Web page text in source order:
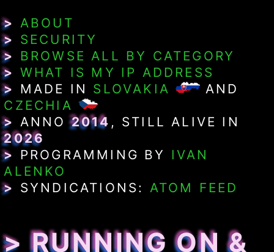
> MADE IN SLOVAKIA
AND
CZECHIA
> ANNO2014 , STILL ALIVE IN
2026
> PROGRAMMING BY IVAN
ALENKO
> SYNDICATIONS: ATOM FEED
> RUNNING ON &
> ABOUT
> SECURITY
> BROWSE ALL BY CATEGORY
> WHAT IS MY IP ADDRESS